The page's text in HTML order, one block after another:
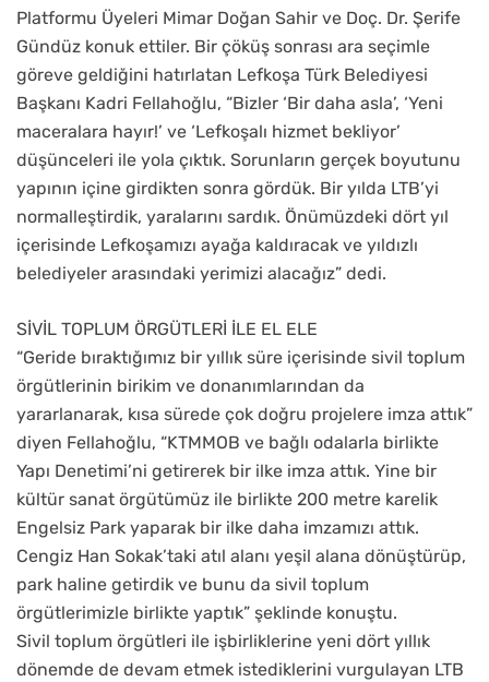
Platformu Üyeleri Mimar Doğan Sahir ve Doç. Dr. Şerife
Gündüz konuk ettiler. Bir çöküş sonrası ara seçimle
göreve geldiğini hatırlatan Lefkoşa Türk Belediyesi
Başkanı Kadri Fellahoğlu, “Bizler ‘Bir daha asla’, ‘Yeni
maceralara hayır!’ ve ‘Lefkoşalı hizmet bekliyor’
düşünceleri ile yola çıktık. Sorunların gerçek boyutunu
yapının içine girdikten sonra gördük. Bir yılda LTB’yi
normalleştirdik, yaralarını sardık. Önümüzdeki dört yıl
içerisinde Lefkoşamızı ayağa kaldıracak ve yıldızlı
belediyeler arasındaki yerimizi alacağız” dedi.
SİVİL TOPLUM ÖRGÜTLERİ İLE EL ELE
“Geride bıraktığımız bir yıllık süre içerisinde sivil toplum
örgütlerinin birikim ve donanımlarından da
yararlanarak, kısa sürede çok doğru projelere imza attık”
diyen Fellahoğlu, “KTMMOB ve bağlı odalarla birlikte
Yapı Denetimi’ni getirerek bir ilke imza attık. Yine bir
kültür sanat örgütümüz ile birlikte 200 metre karelik
Engelsiz Park yaparak bir ilke daha imzamızı attık.
Cengiz Han Sokak’taki atıl alanı yeşil alana dönüştürüp,
park haline getirdik ve bunu da sivil toplum
örgütlerimizle birlikte yaptık” şeklinde konuştu.
Sivil toplum örgütleri ile işbirliklerine yeni dört yıllık
dönemde de devam etmek istediklerini vurgulayan LTB